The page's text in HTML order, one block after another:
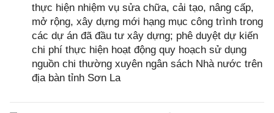
thực hiện nhiệm vụ sửa chữa, cải tạo, nâng cấp,
mở rộng, xây dựng mới hạng mục công trình trong
các dự án đã đầu tư xây dựng; phê duyệt dự kiến
chi phí thực hiện hoạt động quy hoạch sử dụng
nguồn chi thường xuyên ngân sách Nhà nước trên
địa bàn tỉnh Sơn La